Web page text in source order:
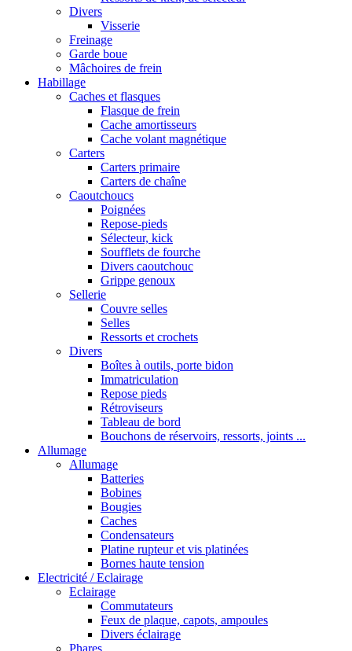
Divers
Visserie
Freinage
Garde boue
Mâchoires de frein
Habillage
Caches et flasques
Flasque de frein
Cache amortisseurs
Cache volant magnétique
Carters
Carters primaire
Carters de chaîne
Caoutchoucs
Poignées
Repose-pieds
Sélecteur, kick
Soufflets de fourche
Divers caoutchouc
Grippe genoux
Sellerie
Couvre selles
Selles
Ressorts et crochets
Divers
Boîtes à outils, porte bidon
Immatriculation
Repose pieds
Rétroviseurs
Tableau de bord
Bouchons de réservoirs, ressorts, joints ...
Allumage
Allumage
Batteries
Bobines
Bougies
Caches
Condensateurs
Platine rupteur et vis platinées
Bornes haute tension
Electricité / Eclairage
Eclairage
Commutateurs
Feux de plaque, capots, ampoules
Divers éclairage
Phares